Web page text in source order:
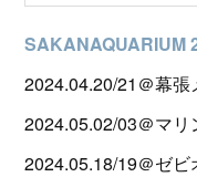
SAKANAQUARIUM
2024.04.20/21＠幕
2024.05.02/03＠マ
2024.05.18/19＠ゼビ